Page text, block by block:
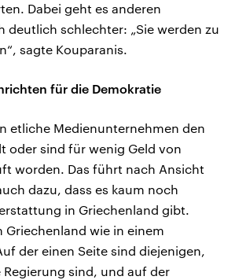
Dabei geht es anderen
deutlich schlechter: „Sie werden zu
sagte Kouparanis.
für die Demokratie
etliche Medienunternehmen den
oder sind für wenig Geld von
worden. Das führt nach Ansicht
dazu, dass es kaum noch
in Griechenland gibt.
Griechenland wie in einem
der einen Seite sind diejenigen,
sind, und auf der